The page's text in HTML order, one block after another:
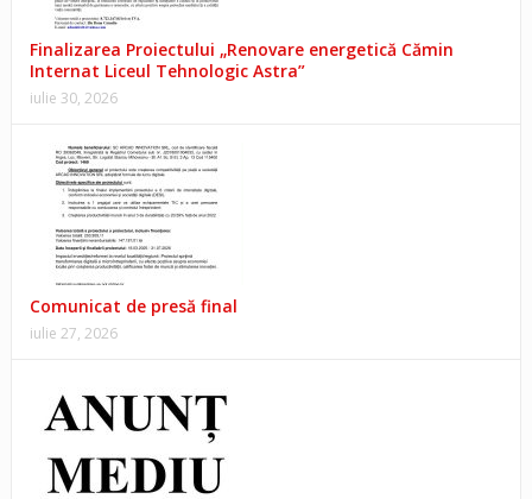
Finalizarea Proiectului „Renovare energetică Cămin
Internat Liceul Tehnologic Astra”
iulie 30, 2026
Comunicat de presă final
iulie 27, 2026